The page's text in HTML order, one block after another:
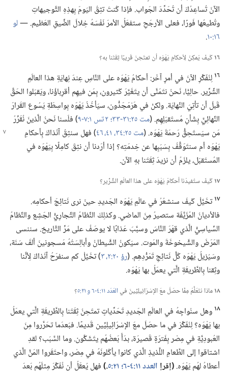
الآنَ تُساعِدُكَ أن تُحَدِّدَ الجَواب.‏ فإذا كُنتَ تثِقُ اليَومَ بِهذِهِ التَّوجيهاتِ
وتُطيعُها فَورًا،‏ فعلى الأرجَحِ ستفعَلُ الأمرَ نَفْسَهُ خِلالَ الضِّيقِ العَظيم.‏ —‏لو
١٦:‏١٠ ‏.‏
١٦كَيفَ يُمكِنُ لِأحكامِ يَهْوَه أن تمتَحِنَ قَريبًا ثِقَتَنا به؟‏
١٦لِنُفَكِّرِ الآنَ في أمرٍ آخَر:‏ أحكامُ يَهْوَه على النَّاسِ عِندَ نِهايَةِ هذا العالَمِ
الشِّرِّير.‏ حالِيًّا،‏ نَحنُ نتَمَنَّى أن يتَغَيَّرَ كَثيرون،‏ بِمَن فيهِم أقرِباؤُنا،‏ ويَقبَلوا الحَقَّ
قَبلَ أن تأتِيَ النِّهايَة.‏ ولكنْ في هَرْمَجَدُّون،‏ سيَأخُذُ يَهْوَه بِواسِطَةِ يَسُوع القَرارَ
النِّهائِيَّ بِشَأنِ مُستَقبَلِهِم.‏ (‏مت ٢٥:‏٣١-‏٣٣؛‏
‏)‏ فلَسنا نَحنُ الَّذينَ نُقَرِّرُ
مَن سيَستَحِقُّرَحمَةَ يَهْوَه.‏ (‏مت ٢٥:‏٣٤،‏
‏)‏ فهل سنثِقُ آنَذاكَ بِأحكامِ
يَهْوَه أم سنتَوَقَّفُ بِسَبَبِها عن خِدمَتِه؟‏ إذا أرَدنا أن نثِقَ كامِلًا بِيَهْوَه في
المُستَقبَل،‏ يلزَمُ أن نزيدَ ثِقَتَنا بهِ الآن.‏
١٧كَيفَ ستُفيدُنا أحكامُ يَهْوَه على هذا العالَمِ الشِّرِّير؟‏
١٧تخَيَّلْ كَيفَ سنشعُرُ في عالَمِ يَهْوَه الجَديدِ حينَ نرى نَتائِجَ أحكامِه.‏
فالأديانُ المُزَيَّفَة ستصيرُ مِنَ الماضي.‏ وكذلِكَ النِّظامُ التِّجارِيُّ الجَشِع والنِّظامُ
السِّياسِيُّ الَّذي قهَرَ النَّاسَ وسبَّبَ عَذابًا لا يوصَفُ على مَرِّ التَّاريخ.‏ سننسى
المَرَضَ والشَّيخوخَةَ والمَوت.‏ سيَكونُ الشَّيطانُ وأبالِسَتُهُ مَسجونينَ ألفَ سَنَة،‏
وسَيُزيلُ يَهْوَه كُلَّ نَتائِجِ تَمَرُّدِهِم.‏ (‏رؤ ٢٠:‏٢،‏ ٣
‏)‏ تخَيَّلْ كم سنفرَحُ آنَذاكَ لِأنَّنا
وثِقنا بِالطَّريقَةِ الَّتي يعمَلُ بها يَهْوَه.‏
١٨ماذا نتَعَلَّمُ مِمَّا حصَلَ معَ الإسْرَائِيلِيِّينَ فيالعَدَد ١١:‏٤-‏٦ و
‏؟‏
١٨ وهل سنُواجِهُ في العالَمِ الجَديدِ تَحَدِّياتٍ تمتَحِنُ ثِقَتَنا بِالطَّريقَةِ الَّتي يعمَلُ
بها يَهْوَه؟‏ لِنُفَكِّرْ في ما حصَلَ معَ الإسْرَائِيلِيِّين قَديمًا.‏ فبَعدَما تحَرَّروا مِنَ
العُبودِيَّةِ في مِصْر بِفَترَةٍ قَصيرَة،‏ بدَأَ بَعضُهُم يتَشَكَّون.‏ وما السَّبَب؟‏ لقدِ
اشتاقوا إلى الطَّعامِ اللَّذيذِ الَّذي كانوا يأكُلونَهُ في مِصْر،‏ واحتَقَروا المَنَّ الَّذي
أعطاهُ لهُم يَهْوَه.‏‏(‏إقرإ العدد ١١:‏٤-‏٦؛‏ ٢١:‏٥ ‏.‏)‏فهل يُعقَلُ أن نُفَكِّرَ مِثلَهُم بَعدَ